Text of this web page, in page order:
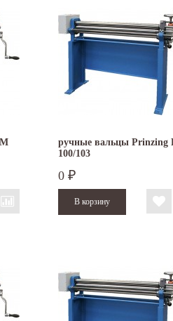
ручные вальцы Prinzing
100/103
0 ₽